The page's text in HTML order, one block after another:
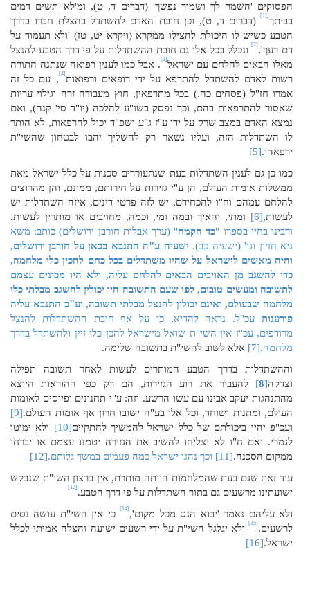
הפסוקים 'השמר לך ושמור נפשך' (דברים ד, ט), ומ'לא תשים דמים
בביתך'[1]
(דברים ד, ט), וכן חובת האדם להשתדל בהצלת חברו בדרך
הטבע כשיש לו היכולת להצילו ממקרא (ויקרא יט, טז) 'ולא תעמוד על
דם רעך'. [2]
ונכלל בכל אלו גם חובת ההשתדלות על פי דרך הטבע להנצל
מאלו הבאים להלחם עם ישראל[3]
. אבל כמו לענין רפואה שנתנה התורה
רשות לאדם להשתדל להתרפא על ידי רופאים ורפואות[4]
, עם כל זה
אמרו חז"ל (פסחים כה.) בכל מתרפאין, חוץ מעבודה זרה וגילוי עריות
שאסור להתרפאות בהם, וכך נפסק בשו"ע להלכה (יו"ד סי' קנה), ואם
נמצא האדם במצב שרק על ידי ע"ז ג"ע ושפ"ד יכול להרפאות, לא הותר
לו השתדלות הזה, ועליו נשאר רק להשליך יהבו לבטחון שהשי"ת
ירפאהו.[5]
כמו כן גם לענין השתדלות בעת שנתעוררים סכנות על כלל ישראל מאת
ממשלות אומות העולם, הן ע"י גזירות על חירותם, ממונם, והן מהרוצים
להלחם עמהם וח"ו להכחידם, יש לזה פרטי דינים, איזה השתדלות יש
לעשות,[6]
ומתי, והאיך ובמה ומי, וכמה, מחויבים או מותרין לעשות.
ורבינו בחיי בספרו "כד הקמח" (ערך אבלות חורבן ירושלים) כותב: משא
גיא חזיון וגו' (ישעיה כב).ישעיה ע"ה התנבא בכאן על חורבן ירושלים,
והיה מאשים לישראל על שהיו משתדלים בכל כחם להכין כלי מלחמה,
כדי להשגב מן האויבים הבאים להלחם עליה, ולא היו מכינים עצמם
לתשובה ומעשים טובים, לפי שעם התשובה היו יכולין להשגב מבלתי כלי
מלחמה שבעולם, ואינם יכולין להנצל מבלתי תשובה, וע"כ התנבא עליה
פורענות עכ"ל. נראה להדיא, כי על אף חובת ההשתדלות להנצל
מרודפים, עכ"ז אין השי"ת שואל מישראל להכן כלי זיין ולהשתדל בדרך
מלחמה,[7]
אלא לשוב להשי"ת בתשובה שלימה.
וההשתדלות בדרך הטבע המותרים לעשות לאחר תשובה תפילה
וצדקה[8]
להעביר את רוע הגזירות, הם רק כפי ההוראות היוצא
מהתנהגות יעקב אבינו עם עשו הרשע. וזה: ע"י תחנונים ופיוסים לאומות
העולם, ומתנות ושוחד, וכל אלו בע"ה ישובו חרון אף אומות העולם.[9]
ועכ"פ יהיו ביכולתם של כלל ישראל להמשיך להתקיים[10]
ולא ימוטו
לגמרי. ואם ח"ו לא יצליחו להשיב את הגזירה יטמנו עצמם או יברחו
ממקום הסכנה.[11] וכך נהגו ישראל כמה פעמים במשך גלותם.[12]
עוד זאת שגם בעת שהמלחמות הייתה מותרת, אין ברצון השי"ת שנבקש
ישועתינו מרשעים גם בתור השתדלות על פי דרך הטבע. [13]
ולא עליהם נאמר 'יבוא הנס מכל מקום', [14]
כי אין השי"ת עושה נסים
לרשעים. [15]
ולא יגלגל השי"ת על ידי רשעים ישועה והצלה אמיתי לכלל
ישראל.[16]